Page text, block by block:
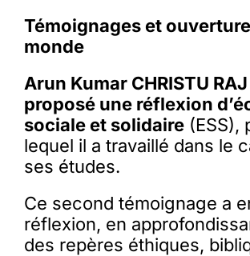
Témoignages et
monde
Arun Kumar CHRISTU
proposé une réflexion
sociale et solidaire(ESS),
lequel il a travaillé dans le
ses études.
Ce second témoignage a
réflexion, en
des repères éthiques,